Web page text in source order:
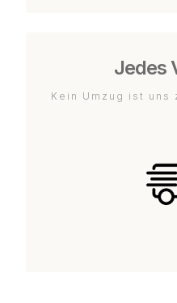
Jedes
Kein Umzug ist uns